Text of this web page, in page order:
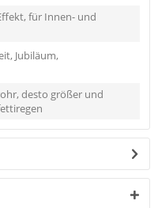
für Innen- und
Jubiläum,
desto größer und